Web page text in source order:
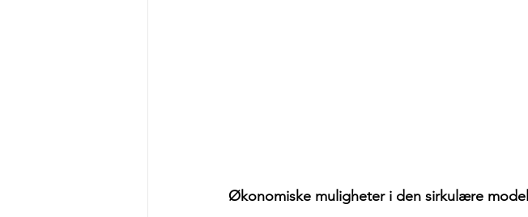
Økonomiske muligheter i den sirkulære